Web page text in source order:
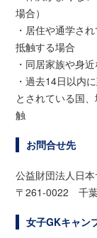
場合）
・居住や通学さ
抵触する場合
・同居家族や身
・過去14日以内
とされている国
触
お問合せ先
公益財団法人日
〒261-0022 千
女子GKキャン